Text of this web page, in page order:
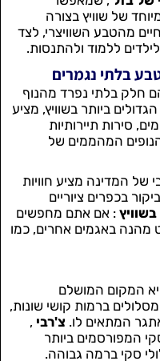
של שוויץ בצורה
מהטבע השוויצרי, לצד
ללמוד ולהתנסות.
בלתי נגמרים
חלק בלתי נפרד מהנוף
ביותר בשוויץ, מציע
סירות תיירותיות
המהממים של
המדינה מציע חוויות
בכפרים ציוריים
: אם אתם מחפשים
מהנה באגמים אחרים, כמו
המקום המושלם
ברמות קושי שונות,
המתאים לו. צ'רבי ,
המפורסמים ביותר
סקי ברמה גבוהה.